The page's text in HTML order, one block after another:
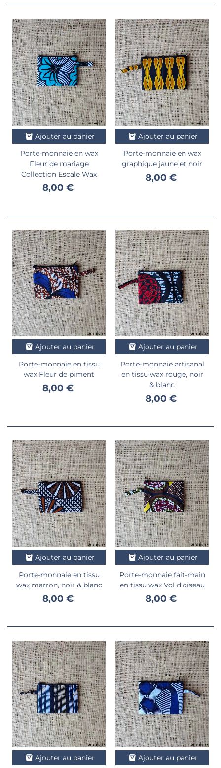
Ajouter au panier
Porte-monnaie en wax
Fleur de mariage
Collection Escale Wax
8,00 €
Ajouter au panier
Porte-monnaie en wax
graphique jaune et noir
8,00 €
Ajouter au panier
Porte-monnaie en tissu
wax Fleur de piment
8,00 €
Ajouter au panier
Porte-monnaie artisanal
en tissu wax rouge, noir
& blanc
8,00 €
Ajouter au panier
Porte-monnaie en tissu
wax marron, noir & blanc
8,00 €
Ajouter au panier
Porte-monnaie fait-main
en tissu wax Vol d'oiseau
8,00 €
Ajouter au panier Ajouter au panier